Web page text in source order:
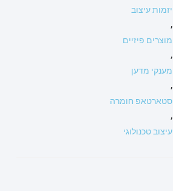
יזמות עיצוב
,
מוצרים פיזיים
,
מענקי מדען
,
סטארטאפ חומרה
,
עיצוב טכנולוגי